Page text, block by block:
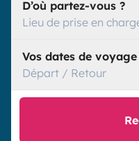
D’où partez-vous ?
Lieu de prise en
Vos dates de voyage
Départ / Retour